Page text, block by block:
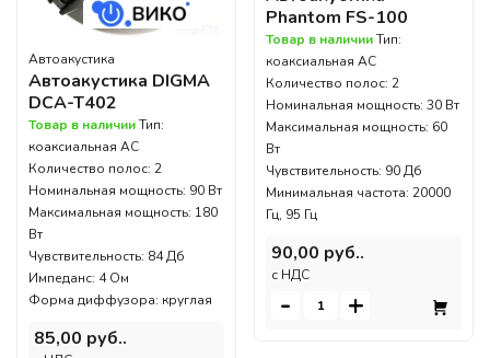
Автоакустика
Автоакустика DIGMA
DCA-T402
Товар в наличииТип:
коаксиальная АС
Количество полос: 2
Номинальная мощность: 90 Вт
Максимальная мощность: 180
Вт
Чувствительность: 84 Дб
Импеданс: 4 Ом
Форма диффузора: круглая
85,00 руб..
Phantom FS-100
Товар в наличииТип:
коаксиальная АС
Количество полос: 2
Номинальная мощность: 30 Вт
Максимальная мощность: 60
Вт
Чувствительность: 90 Дб
Минимальная частота: 20000
Гц, 95 Гц
90,00 руб..
c НДС
- +